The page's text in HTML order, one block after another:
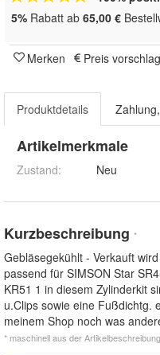
5% Rabatt ab 65,00 €
Merken Preis
Produktdetails
Artikelmerkmale
Zustand: Neu
Kurzbeschreibung *
Gebläsegekühlt - Verkauft
passend für SIMSON Star
KR51 1 in diesem Zylinderkit
u.Clips sowie eine Fußdichtg.
meinem Shop noch was
* maschinell aus der